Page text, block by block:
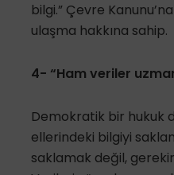
bilgi.” Çevre
ulaşma hakkına sahip.
4- “Ham veriler
Demokratik bir hukuk
ellerindeki bilgiyi
saklamak değil,